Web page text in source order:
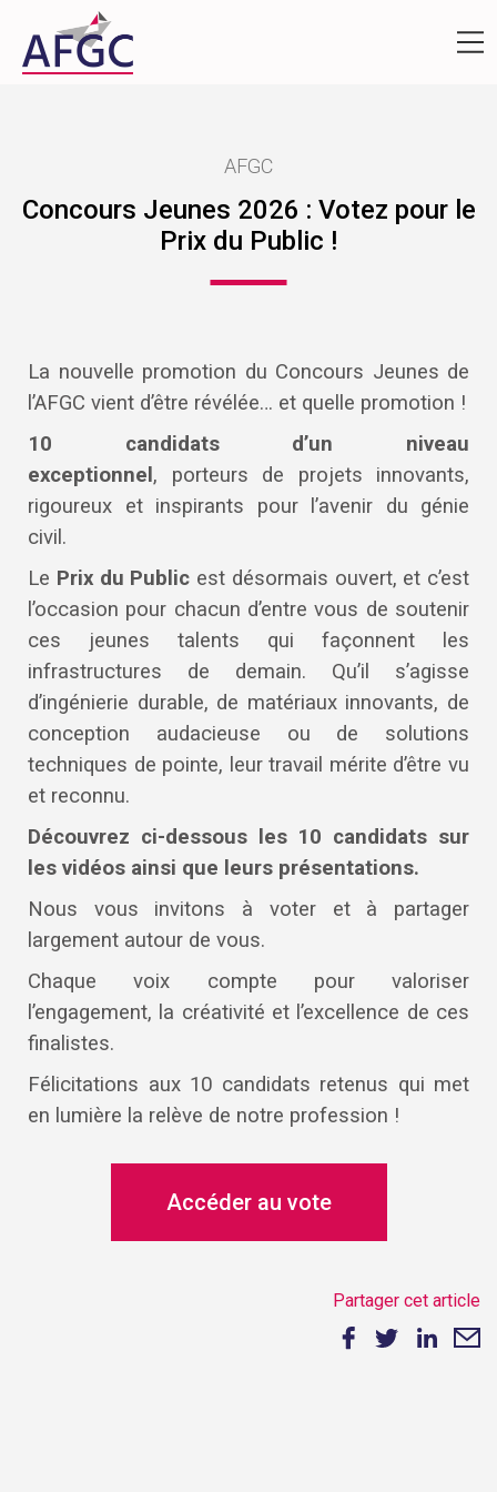
AFGC
Concours Jeunes 2026 : Votez pour le
Prix du Public !
La nouvelle promotion du Concours Jeunes de
l’AFGC vient d’être révélée… et quelle promotion !
10 candidats d’un niveau
exceptionnel, porteurs de projets innovants,
rigoureux et inspirants pour l’avenir du génie
civil.
Le Prix du Public est désormais ouvert, et c’est
l’occasion pour chacun d’entre vous de soutenir
ces jeunes talents qui façonnent les
infrastructures de demain. Qu’il s’agisse
d’ingénierie durable, de matériaux innovants, de
conception audacieuse ou de solutions
techniques de pointe, leur travail mérite d’être vu
et reconnu.
Découvrez ci-dessous les 10 candidats sur
les vidéos ainsi que leurs présentations.
Nous vous invitons à voter et à partager
largement autour de vous.
Chaque voix compte pour valoriser
l’engagement, la créativité et l’excellence de ces
finalistes.
Félicitations aux 10 candidats retenus qui met
en lumière la relève de notre profession !
Accéder au vote
Partager cet article